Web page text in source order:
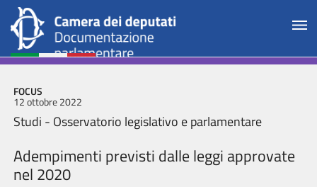
FOCUS
12 ottobre 2022
Studi - Osservatorio legislativo e parlamentare
Adempimenti previsti dalle leggi approvate
nel 2020